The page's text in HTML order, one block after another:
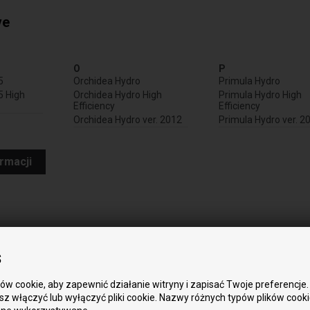
cookie, aby zapewnić działanie witryny i zapisać Twoje preferencje.
włączyć lub wyłączyć pliki cookie. Nazwy różnych typów plików
High
O
Orchidea Hydro
Orchidea Hydro High
Efficiency
Orchidea Hydro ver. 2012
P
Primula Hydro
Primula Hydro High
Efficiency
Primula Hydro ver.
i szklanym sznurkiem oraz klapka do